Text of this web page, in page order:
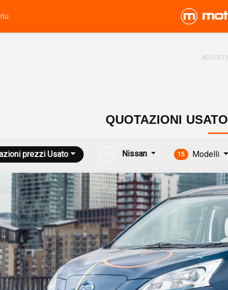
QUOTAZIONI USATO
prezzi Usato Nissan 15 Modelli